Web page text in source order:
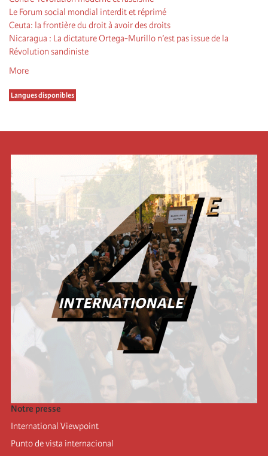
Le Forum social mondial interdit et réprimé
Ceuta: la frontière du droit à avoir des droits
Nicaragua : La dictature Ortega-Murillo n’est pas issue de la
Révolution sandiniste
More
Langues disponibles
Notre presse
International Viewpoint
Punto de vista internacional